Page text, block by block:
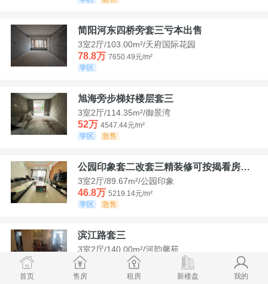
简阳河东四桥旁套三亏本出售
3室2厅/103.00m²/天府国际花园
78.8万 7650.49元/m²
学区
旭海旁步梯好楼层套三
3室2厅/114.35m²/御景湾
52万 4547.44元/m²
学区
急售
公园印象套二改套三精装修可按揭看房方便
3室2厅/89.67m²/公园印象
46.8万 5219.14元/m²
学区
急售
滨江路套三
3室2厅/140.00m²/河韵馨苑
42万
3000元/m²
学区
首页 售房 租房 新楼盘 我的